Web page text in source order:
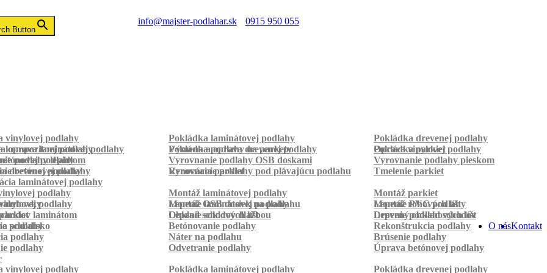
info@majster-podlahar.sk
0915 950 055
Button
vinylovej podlahy Pokládka laminátovej podlahy
Pokládka drevenej podlahy
kompozitnej podlahy Pokládka podlahy na parkety Pokládka parkiet
oprava laminátovej podlahy Výmena a oprava drevenej podlahy
Oprava vinylovej podlahy
podlahy
podlahy lepidlom Vyrovnanie podlahy OSB doskami
Vyrovnanie podlahy pieskom
betónovej podlahy Vyrovnanie podlahy pod plávajúcu podlahu
drevenej podlahy Renovácia parkiet
Tmelenie parkiet
laminátovej podlahy
podlahy Montáž laminátovej podlahy
Montáž parkiet
Montáž OSB dosiek na podlahu
Montáž rohových líšt
podlahy Lepenie laminátovej podlahy
Lepenie PVC podlahy
Lepenie soklových líšt Lepenie podlahových líšt
laminátom Obklad schodov dlažbou
Drevený obklad schodov
schodisko
podlahy Betónovanie podlahy
Rekonštrukcia podlahy
podlahy Náter na podlahu
Brúsenie podlahy
podlahy Odvetranie podlahy
Úprava betónovej podlahy
Kontakt
O nás
vinylovej podlahy Pokládka laminátovej podlahy
Pokládka drevenej podlahy